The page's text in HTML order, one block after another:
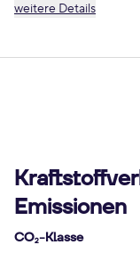
weitere Details
Emissionen
CO2-Klasse